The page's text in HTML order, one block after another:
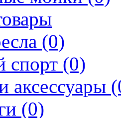
(0)
спорт (0)
аксессуары
(0)